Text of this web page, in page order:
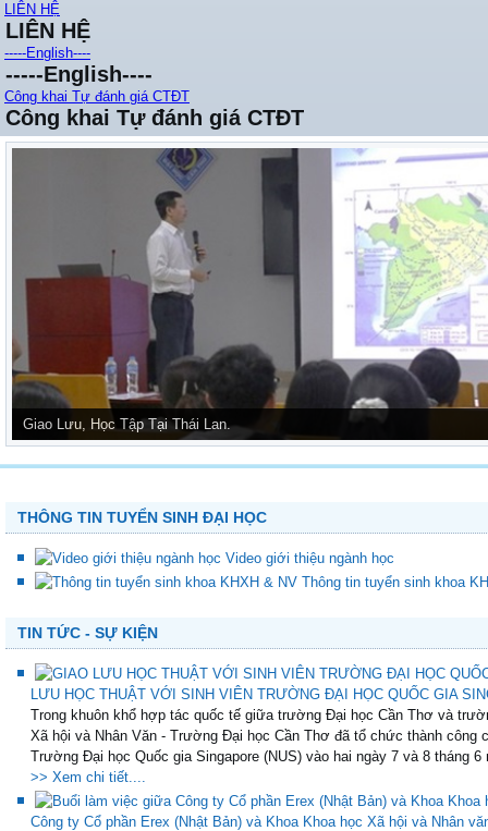
LIÊN HỆ
LIÊN HỆ
-----English----
-----English----
Công khai Tự đánh giá CTĐT
Công khai Tự đánh giá CTĐT
Giao Lưu, Học Tập Tại Thái Lan.
THÔNG TIN TUYỂN SINH ĐẠI HỌC
Video giới thiệu ngành học
Thông tin tuyển sinh khoa
TIN TỨC - SỰ KIỆN
LƯU HỌC THUẬT VỚI SINH VIÊN TRƯỜNG ĐẠI HỌC QUỐC GIA
Trong khuôn khổ hợp tác quốc tế giữa trường Đại học Cần Thơ và
Xã hội và Nhân Văn - Trường Đại học Cần Thơ đã tổ chức thành
Trường Đại học Quốc gia Singapore (NUS) vào hai ngày 7 và 8 tháng 6
>> Xem chi tiết....
Công ty Cổ phần Erex (Nhật Bản) và Khoa Khoa học Xã hội và Nhân